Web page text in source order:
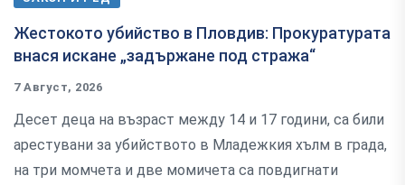
Жестокото убийство в Пловдив: Прокуратурата
внася искане „задържане под стража“
7 Август, 2026
Десет деца на възраст между 14 и 17 години, са били
арестувани за убийството в Младежкия хълм в града,
на три момчета и две момичета са повдигнати